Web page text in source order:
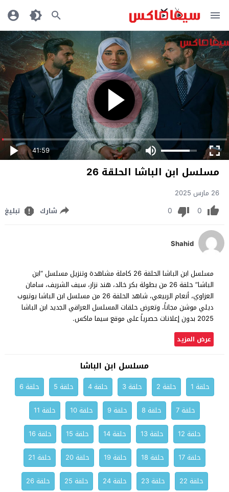
41:59
مسلسل ابن الباشا الحلقة 26
26 مارس 2025
0
0 شارك تبليغ
Shahid
مسلسل ابن الباشا الحلقة 26 كاملة مشاهدة وتنزيل مسلسل “ابن
الباشا” حلقة 26 من بطولة بكر خالد، هند نزار، سيف الشريف، سامان
العزاوي، أنعام الربيعي، شاهد الحلقة 26 من مسلسل ابن الباشا يوتيوب
ديلي موشن مجاناً، وتعرض حلقات المسلسل العراقي الجديد ابن الباشا
2025 بدون إعلانات حصرياً على موقع سيما ماكس.
عرض المزيد
مسلسل ابن الباشا
حلقة 1 حلقة 2 حلقة 3 حلقة 4 حلقة 5
حلقة 6
حلقة 7
حلقة 8 حلقة 9 حلقة 10
حلقة 11
حلقة 12
حلقة 13 حلقة 14 حلقة 15
حلقة 16
حلقة 17
حلقة 18 حلقة 19 حلقة 20
حلقة 21
حلقة 22
حلقة 23 حلقة 24 حلقة 25
حلقة 26